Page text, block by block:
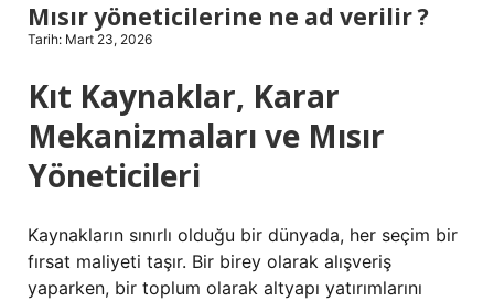
Hakkımızda
Mısır yöneticilerine ne ad verilir ?
Tarih: Mart 23, 2026
Kıt Kaynaklar, Karar
Mekanizmaları ve Mısır
Yöneticileri
Kaynakların sınırlı olduğu bir dünyada, her seçim bir
fırsat maliyeti taşır. Bir birey olarak alışveriş
yaparken, bir toplum olarak altyapı yatırımlarını